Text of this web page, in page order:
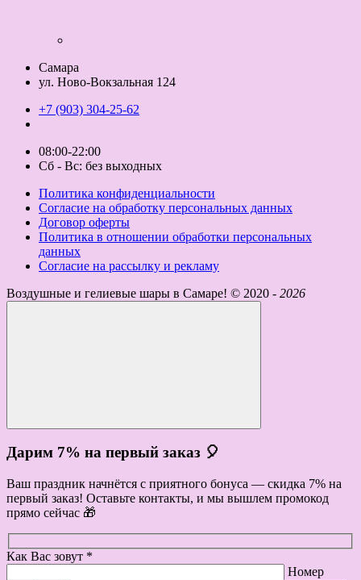
Самара
ул. Ново-Вокзальная 124
+7 (903) 304-25-62
08:00-22:00
Сб - Вс: без выходных
Политика конфиденциальности
Согласие на обработку персональных данных
Договор оферты
Политика в отношении обработки персональных
данных
Согласие на рассылку и рекламу
Воздушные и гелиевые шары в Самаре! © 2020 - 2026
Дарим 7% на первый заказ 🎈
Ваш праздник начнётся с приятного бонуса — скидка 7% на
первый заказ! Оставьте контакты, и мы вышлем промокод
прямо сейчас 🎁
Как Вас зовут *
Номер